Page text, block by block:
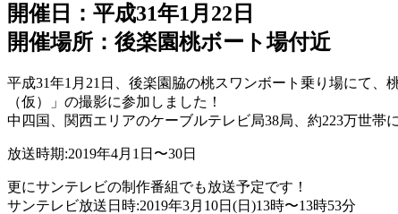
開催日：平成31年1月22日
開催場所：後楽園桃ボート場付近
平成31年1月21日、後楽園脇の桃スワンボート乗り場にて
（仮）」の撮影に参加しました！
中四国、関西エリアのケーブルテレビ局38局、約223万世帯
放送時期:2019年4月1日〜30日
更にサンテレビの制作番組でも放送予定です！
サンテレビ放送日時:2019年3月10日(日)13時〜13時53分